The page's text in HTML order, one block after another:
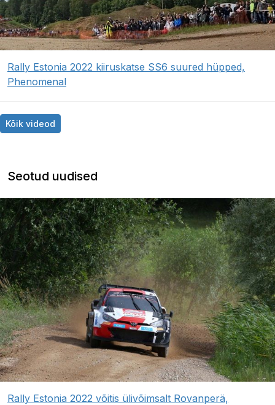
Rally Estonia 2022 kiiruskatse SS6 suured hüpped,
Phenomenal
Kõik videod
Seotud uudised
Rally Estonia 2022 võitis ülivõimsalt Rovanperä,